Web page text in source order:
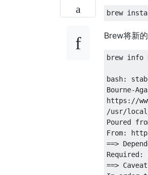
brew
Brew将新
brew info
bash:
Bourne-
https ://
/usr/local
Poured
From:
==>
Required:
==>